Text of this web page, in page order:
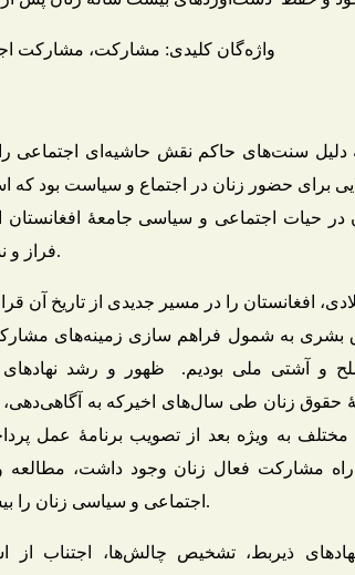
واژه‌گان کلیدی: مشارکت، مشارکت
دلیل سنت‌های حاکم نقش حاشیه‌ای اجتماعی را
برای حضور زنان در اجتماع و سیاست بود که
حیات اجتماعی و سیاسی جامعۀ افغانستان از
فراز و نشیب‌هایی را گذرانیده است.
بن در سال 2001 میلادی، افغانستان را در مسیر جدیدی از
به شمول فراهم سازی زمینه‌های
و آشتی ملی بودیم. ظهور و رشد
حقوق زنان طی سال‌های اخیرکه به
به ویژه بعد از تصویب برنامۀ عمل
مشارکت فعال زنان وجود داشت،
اجتماعی و سیاسی زنان را بیشتر از پیش موجه می‌سازد.
نهادهای ذیربط، تشخیص چالش‌ها، اجتناب از